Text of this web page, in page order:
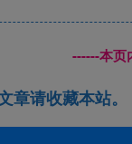
------本页
章请收藏本站。